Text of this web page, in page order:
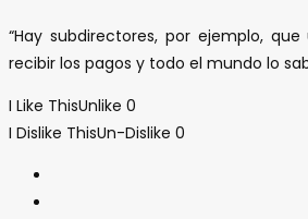
“Hay subdirectores, por ejemplo,
recibir los pagos y todo el mundo lo
I Like ThisUnlike 0
I Dislike ThisUn-Dislike 0